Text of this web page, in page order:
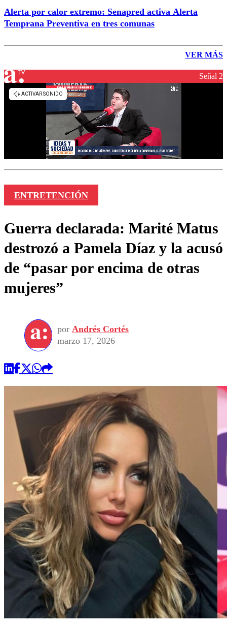
Alerta por calor extremo: Senapred activa Alerta
Temprana Preventiva en tres comunas
VER MÁS
Señal 2
ENTRETENCIÓN
Guerra declarada: Marité Matus
destrozó a Pamela Díaz y la acusó
de “pasar por encima de otras
mujeres”
por Andrés Cortés
marzo 17, 2026